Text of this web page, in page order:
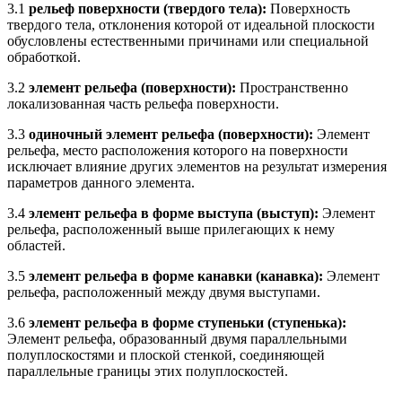
3.1 рельеф поверхности (твердого тела): Поверхность
твердого тела, отклонения которой от идеальной плоскости
обусловлены естественными причинами или специальной
обработкой.
3.2 элемент рельефа (поверхности): Пространственно
локализованная часть рельефа поверхности.
3.3 одиночный элемент рельефа (поверхности): Элемент
рельефа, место расположения которого на поверхности
исключает влияние других элементов на результат измерения
параметров данного элемента.
3.4 элемент рельефа в форме выступа (выступ): Элемент
рельефа, расположенный выше прилегающих к нему
областей.
3.5 элемент рельефа в форме канавки (канавка): Элемент
рельефа, расположенный между двумя выступами.
3.6 элемент рельефа в форме ступеньки (ступенька):
Элемент рельефа, образованный двумя параллельными
полуплоскостями и плоской стенкой, соединяющей
параллельные границы этих полуплоскостей.